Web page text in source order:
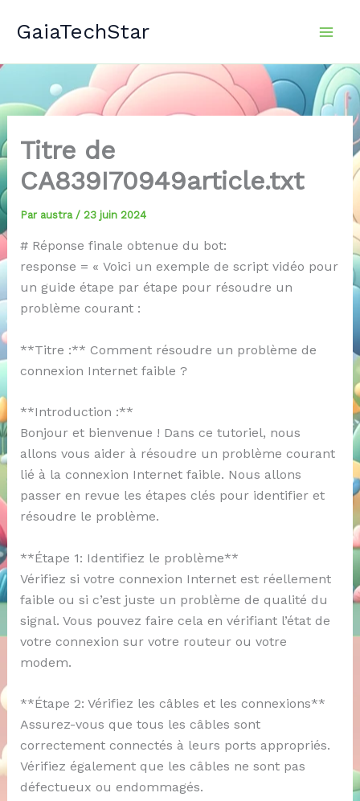
GaiaTechStar
Titre de
CA839I70949article.txt
Par austra / 23 juin 2024
# Réponse finale obtenue du bot:
response = « Voici un exemple de script vidéo pour
un guide étape par étape pour résoudre un
problème courant :
**Titre :** Comment résoudre un problème de
connexion Internet faible ?
**Introduction :**
Bonjour et bienvenue ! Dans ce tutoriel, nous
allons vous aider à résoudre un problème courant
lié à la connexion Internet faible. Nous allons
passer en revue les étapes clés pour identifier et
résoudre le problème.
**Étape 1: Identifiez le problème**
Vérifiez si votre connexion Internet est réellement
faible ou si c’est juste un problème de qualité du
signal. Vous pouvez faire cela en vérifiant l’état de
votre connexion sur votre routeur ou votre
modem.
**Étape 2: Vérifiez les câbles et les connexions**
Assurez-vous que tous les câbles sont
correctement connectés à leurs ports appropriés.
Vérifiez également que les câbles ne sont pas
défectueux ou endommagés.